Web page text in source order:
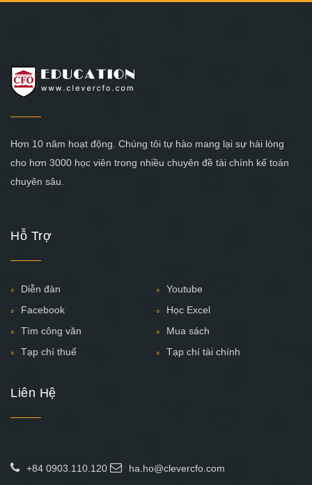
Hơn 10 năm hoạt động. Chúng tôi tự hào mang lại sự hài lòng
cho hơn 3000 học viên trong nhiều chuyên đề tài chính kế toán
chuyên sâu.
Hỗ Trợ
Diễn đàn
Youtube
Facebook
Học Excel
Tìm công văn
Mua sách
Tạp chí thuế
Tạp chí tài chính
Liên Hệ
+84 0903.110.120 ha.ho@clevercfo.com